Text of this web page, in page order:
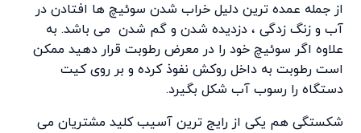
از جمله عمده ترین دلیل خراب شدن سوئیچ ها افتادن در
آب و زنگ زدگی ، دزدیده شدن و گم شدن می باشد. به
علاوه اگر سوئیچ خود را در معرض رطوبت قرار دهید ممکن
است رطوبت به داخل روکش نفوذ کرده و بر روی کیت
دستگاه را رسوب آب شکل بگیرد.
شکستگی هم یکی از رایج ترین آسیب کلید مشتریان می